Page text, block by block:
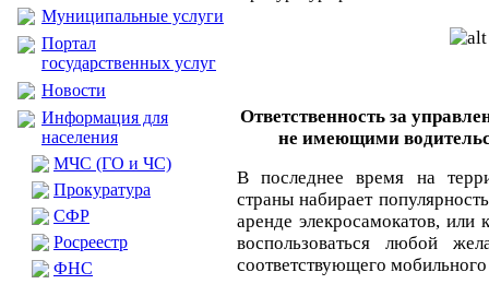
Муниципальные услуги
Портал
государственных услуг
Новости
Информация для
населения
МЧС (ГО и ЧС)
Прокуратура
CФР
Росреестр
ФНС
Ответственность за
не имеющими
В последнее время на
страны набирает
аренде элекросамокатов, или
воспользоваться любой
соответствующего